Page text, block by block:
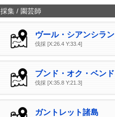
採集 / 園芸師
ヴール・シアンシラン
伐採 [X:26.4 Y:33.4]
ブンド・オク・ベンド
伐採 [X:35.8 Y:21.3]
ガントレット諸島